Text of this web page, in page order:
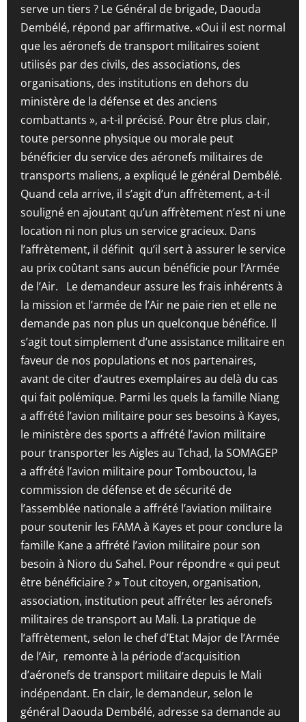
serve un tiers ? Le Général de brigade, Daouda
Dembélé, répond par affirmative. «Oui il est normal
que les aéronefs de transport militaires soient
utilisés par des civils, des associations, des
organisations, des institutions en dehors du
ministère de la défense et des anciens
combattants », a-t-il précisé. Pour être plus clair,
toute personne physique ou morale peut
bénéficier du service des aéronefs militaires de
transports maliens, a expliqué le général Dembélé.
Quand cela arrive, il s’agit d’un affrètement, a-t-il
souligné en ajoutant qu’un affrètement n’est ni une
location ni non plus un service gracieux. Dans
l’affrètement, il définit qu’il sert à assurer le service
au prix coûtant sans aucun bénéficie pour l’Armée
de l’Air. Le demandeur assure les frais inhérents à
la mission et l’armée de l’Air ne paie rien et elle ne
demande pas non plus un quelconque bénéfice. Il
s’agit tout simplement d’une assistance militaire en
faveur de nos populations et nos partenaires,
avant de citer d’autres exemplaires au delà du cas
qui fait polémique. Parmi les quels la famille Niang
a affrété l’avion militaire pour ses besoins à Kayes,
le ministère des sports a affrété l’avion militaire
pour transporter les Aigles au Tchad, la SOMAGEP
a affrété l’avion militaire pour Tombouctou, la
commission de défense et de sécurité de
l’assemblée nationale a affrété l’aviation militaire
pour soutenir les FAMA à Kayes et pour conclure la
famille Kane a affrété l’avion militaire pour son
besoin à Nioro du Sahel. Pour répondre « qui peut
être bénéficiaire ? » Tout citoyen, organisation,
association, institution peut affréter les aéronefs
militaires de transport au Mali. La pratique de
l’affrètement, selon le chef d’Etat Major de l’Armée
de l’Air, remonte à la période d’acquisition
d’aéronefs de transport militaire depuis le Mali
indépendant. En clair, le demandeur, selon le
général Daouda Dembélé, adresse sa demande au